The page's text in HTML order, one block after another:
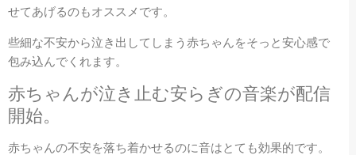
せてあげるのもオススメです。
些細な不安から泣き出してしまう赤ちゃんをそっと安心感で
包み込んでくれます。
赤ちゃんが泣き止む安らぎの音楽が配信
開始。
赤ちゃんの不安を落ち着かせるのに音はとても効果的です。